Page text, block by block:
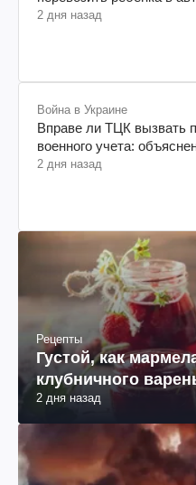
2 дня назад
Война в Украине
Вправе ли ТЦК вызвать
военного учета:
2 дня назад
Рецепты
Густой, как
клубничного
2 дня назад